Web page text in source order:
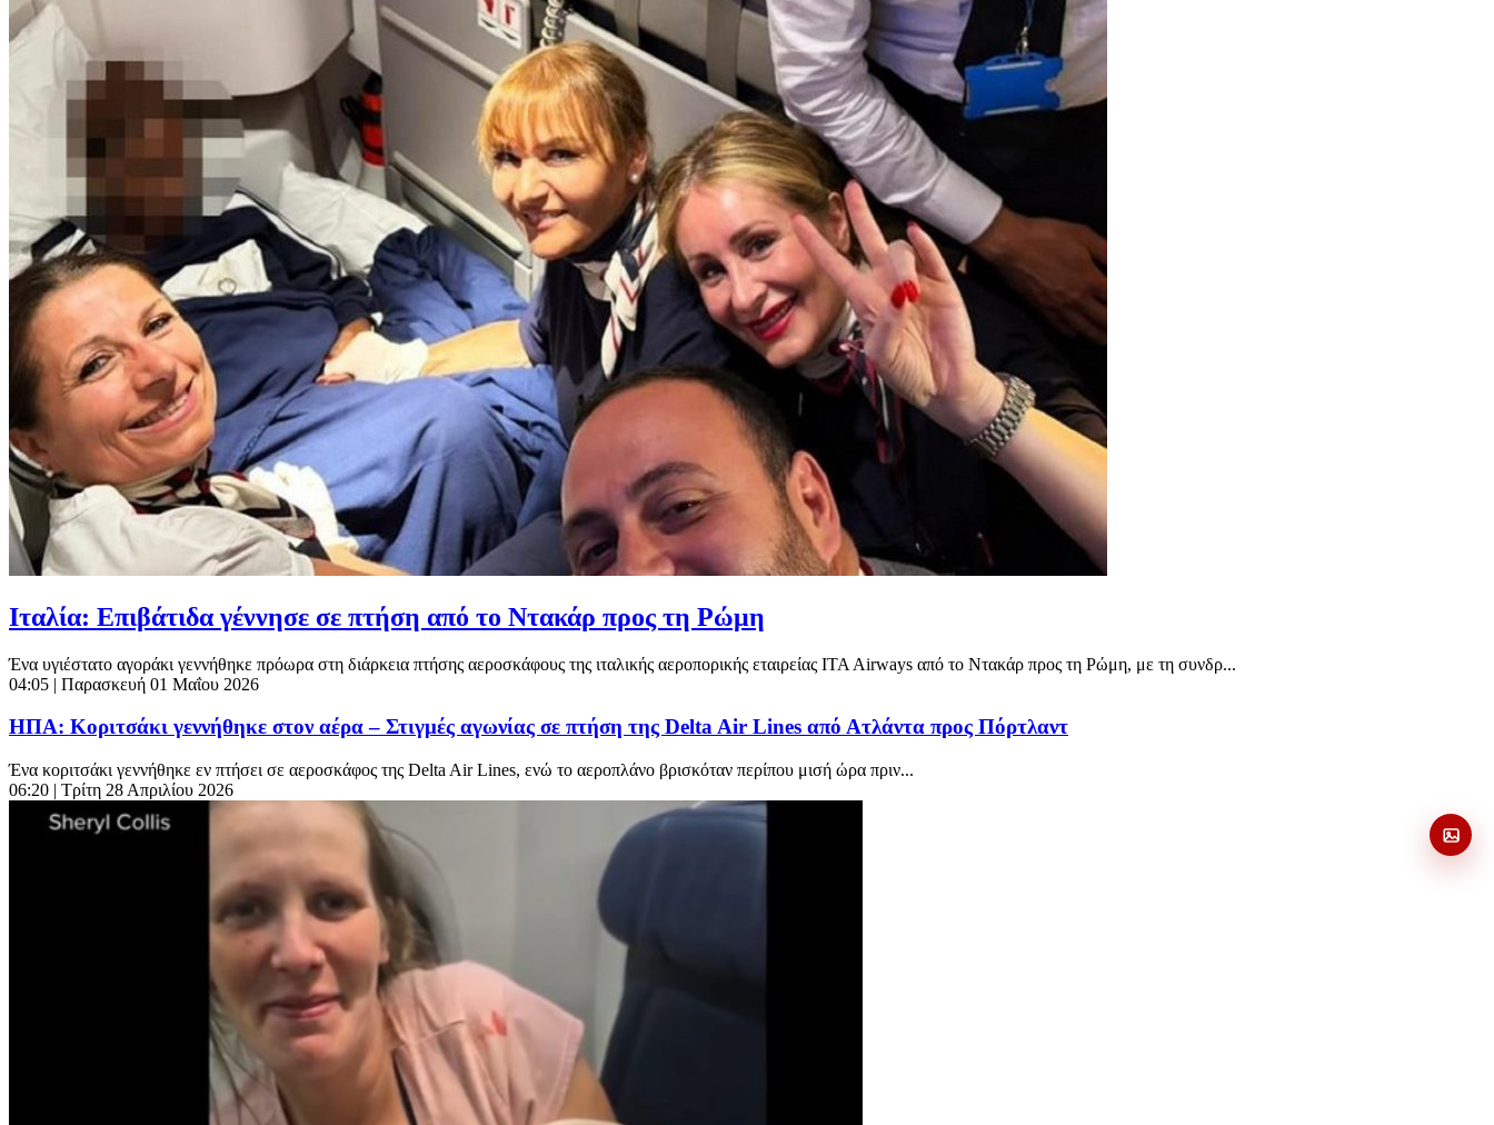
Ιταλία: Επιβάτιδα γέννησε σε πτήση από το Ντακάρ προς τη Ρώμη
Ένα υγιέστατο αγοράκι γεννήθηκε πρόωρα στη διάρκεια πτήσης αεροσκάφους της ιταλικής αεροπορικής εταιρείας ITA Airways από το Ντακάρ προς τη Ρώμη, με τη συνδρ...
04:05 | Παρασκευή 01 Μαΐου 2026
ΗΠΑ: Κοριτσάκι γεννήθηκε στον αέρα – Στιγμές αγωνίας σε πτήση της Delta Air Lines από Ατλάντα προς Πόρτλαντ
Ένα κοριτσάκι γεννήθηκε εν πτήσει σε αεροσκάφος της Delta Air Lines, ενώ το αεροπλάνο βρισκόταν περίπου μισή ώρα πριν...
06:20 | Τρίτη 28 Απριλίου 2026